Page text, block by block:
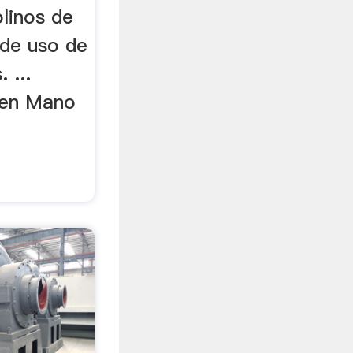
de
uso de
...
Mano